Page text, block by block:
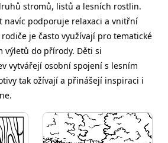
stromů, listů a lesních rostlin.
navíc podporuje relaxaci a vnitřní
je často využívají pro tematické
výletů do přírody. Děti si
vytvářejí osobní spojení s lesním
tak ožívají a přinášejí inspiraci i